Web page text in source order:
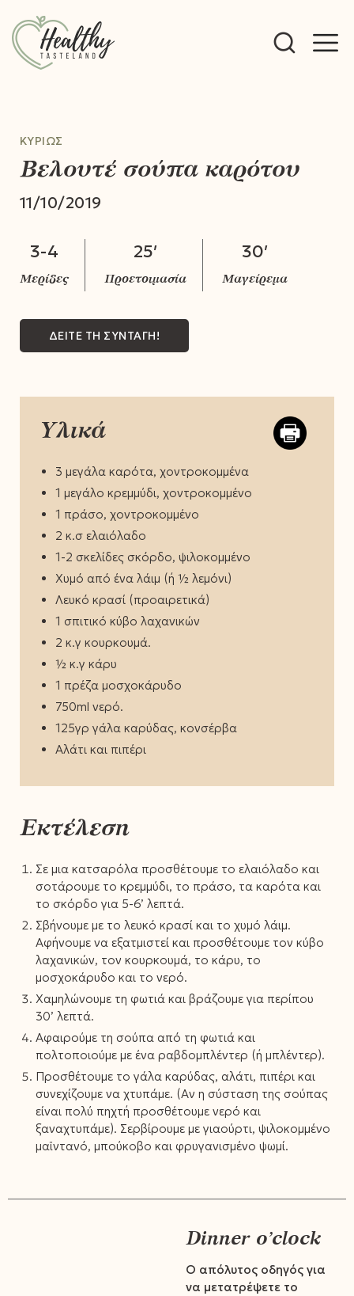
ΚΥΡΊΩΣ
Βελουτέ σούπα καρότου
11/10/2019
3-4 25′ 30′
ΔΕΙΤΕ ΤΗ ΣΥΝΤΑΓΗ!
Υλικά
3 μεγάλα καρότα, χοντροκομμένα
1 μεγάλο κρεμμύδι, χοντροκομμένο
1 πράσο, χοντροκομμένο
2 κ.σ ελαιόλαδο
1-2 σκελίδες σκόρδο, ψιλοκομμένο
Χυμό από ένα λάιμ (ή ½ λεμόνι)
Λευκό κρασί (προαιρετικά)
1 σπιτικό κύβο λαχανικών
2 κ.γ κουρκουμά.
½ κ.γ κάρυ
1 πρέζα μοσχοκάρυδο
750ml νερό.
125γρ γάλα καρύδας, κονσέρβα
Αλάτι και πιπέρι
Εκτέλεση
Σε μια κατσαρόλα προσθέτουμε το ελαιόλαδο και
σοτάρουμε το κρεμμύδι, το πράσο, τα καρότα και
το σκόρδο για 5-6’ λεπτά.
Σβήνουμε με το λευκό κρασί και το χυμό λάιμ.
Αφήνουμε να εξατμιστεί και προσθέτουμε τον κύβο
λαχανικών, τον κουρκουμά, το κάρυ, το
μοσχοκάρυδο και το νερό.
Χαμηλώνουμε τη φωτιά και βράζουμε για περίπου
30’ λεπτά.
Αφαιρούμε τη σούπα από τη φωτιά και
πολτοποιούμε με ένα ραβδομπλέντερ (ή μπλέντερ).
Προσθέτουμε το γάλα καρύδας, αλάτι, πιπέρι και
συνεχίζουμε να χτυπάμε. (Αν η σύσταση της σούπας
είναι πολύ πηχτή προσθέτουμε νερό και
ξαναχτυπάμε). Σερβίρουμε με γιαούρτι, ψιλοκομμένο
μαϊντανό, μπούκοβο και φρυγανισμένο ψωμί.
Dinner o’clock
Ο απόλυτος οδηγός για
να μετατρέψετε το